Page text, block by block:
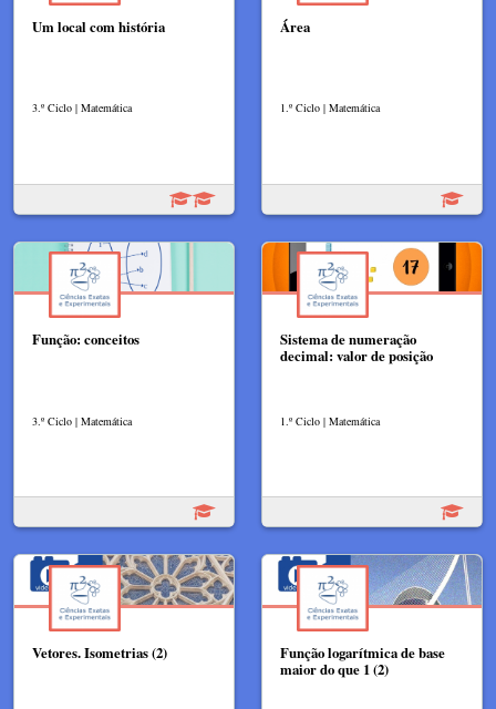
Um local com história
3.º Ciclo | Matemática
Área
1.º Ciclo | Matemática
Função: conceitos
3.º Ciclo | Matemática
Sistema de numeração
decimal: valor de posição
1.º Ciclo | Matemática
Vetores. Isometrias (2)
Função logarítmica de base
maior do que 1 (2)